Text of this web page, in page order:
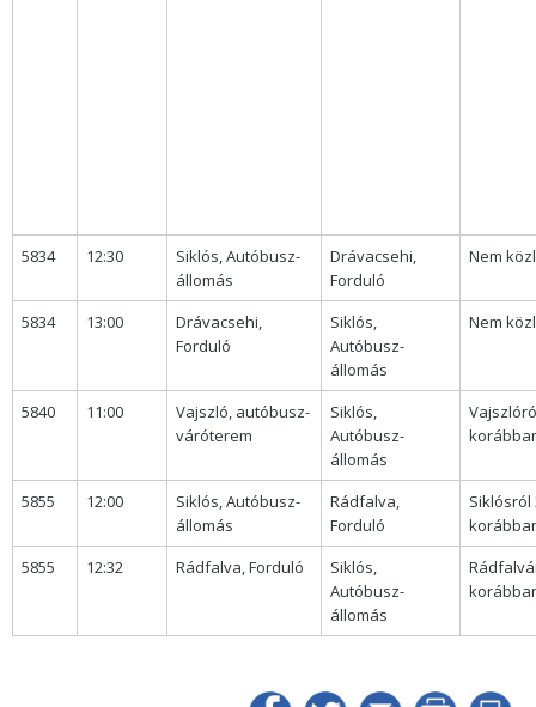
5834 12:30
Siklós, Autóbusz-
állomás
Drávacsehi,
Forduló
Nem
5834 13:00
Drávacsehi,
Forduló
Siklós,
Autóbusz-
állomás
Nem
5840 11:00
Vajszló, autóbusz-
váróterem
Siklós,
Autóbusz-
állomás
5855 12:00
Siklós, Autóbusz-
állomás
Rádfalva,
Forduló
Siklósról
5855
12:32 Rádfalva, Forduló
Siklós,
Autóbusz-
állomás